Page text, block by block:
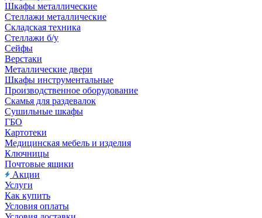
Шкафы металлические
Стеллажи металлические
Складская техника
Стеллажи б/у
Сейфы
Верстаки
Металлические двери
Шкафы инструментальные
Производственное оборудование
Скамья для раздевалок
Сушильные шкафы
ГБО
Картотеки
Медицинская мебель и изделия
Ключницы
Почтовые ящики
Акции
Услуги
Как купить
Условия оплаты